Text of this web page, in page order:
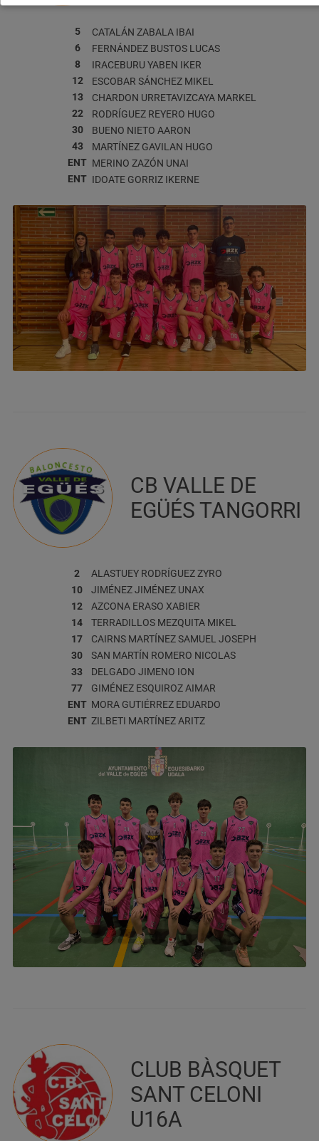
5 CATALÁN ZABALA IBAI
6
FERNÁNDEZ BUSTOS LUCAS
8
IRACEBURU YABEN IKER
12
ESCOBAR SÁNCHEZ MIKEL
13
CHARDON URRETAVIZCAYA MARKEL
22
RODRÍGUEZ REYERO HUGO
30
BUENO NIETO AARON
43
MARTÍNEZ GAVILAN HUGO
ENT MERINO ZAZÓN UNAI
ENT IDOATE GORRIZ IKERNE
CB VALLE DE
EGÜÉS TANGORRI
2 ALASTUEY RODRÍGUEZZYRO
10
JIMÉNEZ JIMÉNEZ UNAX
12
AZCONA ERASO XABIER
14
TERRADILLOS MEZQUITA MIKEL
17
CAIRNS MARTÍNEZSAMUEL JOSEPH
30
SAN MARTÍN ROMERO NICOLAS
33
DELGADO JIMENO ION
77
GIMÉNEZ ESQUIROZAIMAR
ENT MORA GUTIÉRREZ EDUARDO
ENT ZILBETI MARTÍNEZARITZ
CLUB BÀSQUET
SANT CELONI
U16A